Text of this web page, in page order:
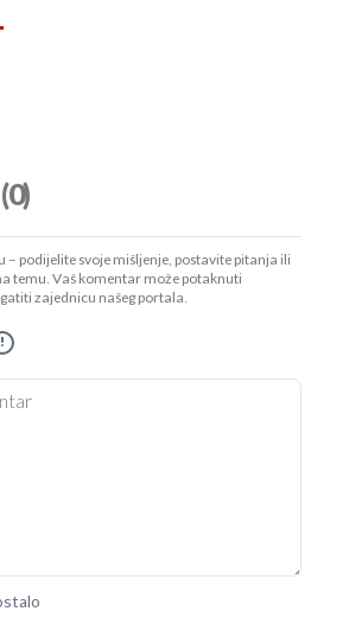
(0)
– podijelite svoje mišljenje, postavite pitanja ili
temu. Vaš komentar može potaknuti
zajednicu našeg portala.
!